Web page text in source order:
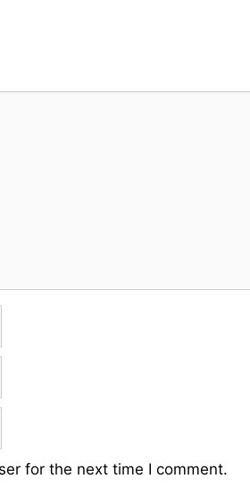
for the next time I comment.